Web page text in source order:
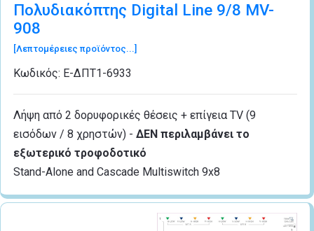
Πολυδιακόπτης Digital Line 9/8 MV-
908
[Λεπτομέρειες προϊόντος...]
Κωδικός: Ε-ΔΠΤ1-6933
Λήψη από 2 δορυφορικές θέσεις + επίγεια TV (9
εισόδων / 8 χρηστών) - ΔΕΝ περιλαμβάνει το
εξωτερικό τροφοδοτικό
Stand-Alone and Cascade Multiswitch 9x8